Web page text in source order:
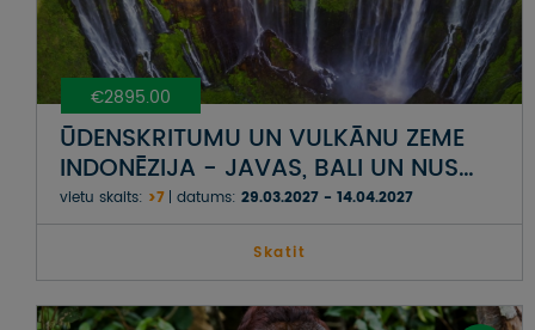
€2895.00
ŪDENSKRITUMU UN VULKĀNU ZEME
INDONĒZIJA - JAVAS, BALI UN NUSA
PENIDAS SALAS
vietu skaits: >7 datums: 29.03.2027 - 14.04.2027
Skatit